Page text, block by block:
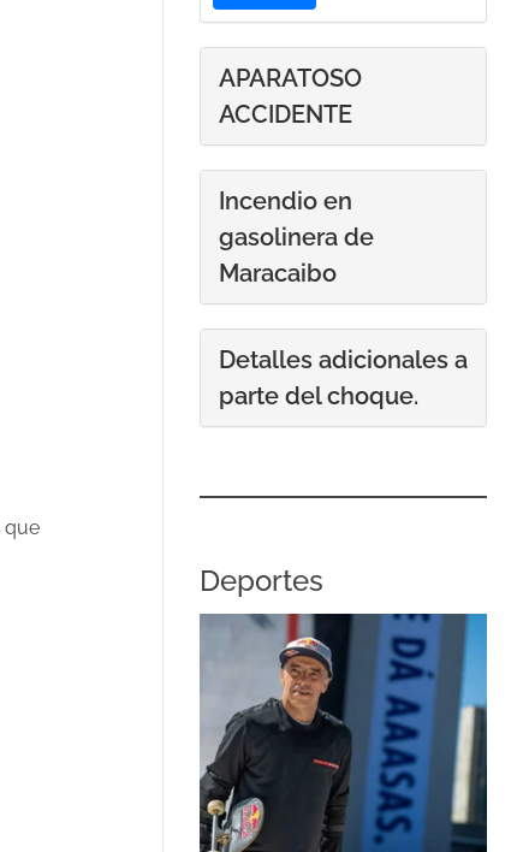
que
APARATOSO
ACCIDENTE
Incendio en
gasolinera de
Maracaibo
Detalles adicionales a
parte del choque.
Deportes